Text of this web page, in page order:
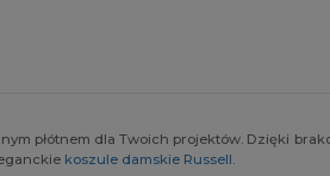
płótnem dla Twoich projektów. Dzięki
koszule damskie Russell.